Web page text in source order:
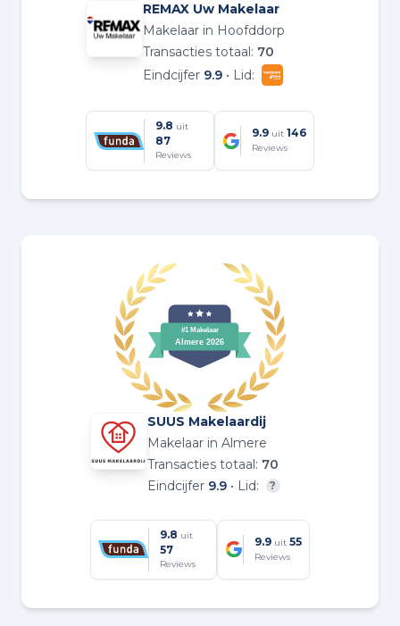
REMAX Uw Makelaar
Makelaar in Hoofddorp
Transacties totaal: 70
Eindcijfer 9.9 • Lid:
9.8 uit
87
Reviews
9.9 uit 146
Reviews
SUUS Makelaardij
Makelaar in Almere
Transacties totaal: 70
Eindcijfer 9.9 • Lid: ?
9.8 uit
57
Reviews
9.9 uit 55
Reviews